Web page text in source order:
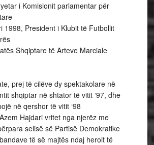
i Komisionit parlamentar për
1998, President i Klubit të Futbollit
Shqiptare të Arteve Marciale
prej të cilëve dy spektakolare në
shqiptar në shtator të vitit ‘97, dhe
në qershor të vitit ‘98
Hajdari vritet nga njerëz me
selisë së Partisë Demokratike
të së majtës ndaj heroit të